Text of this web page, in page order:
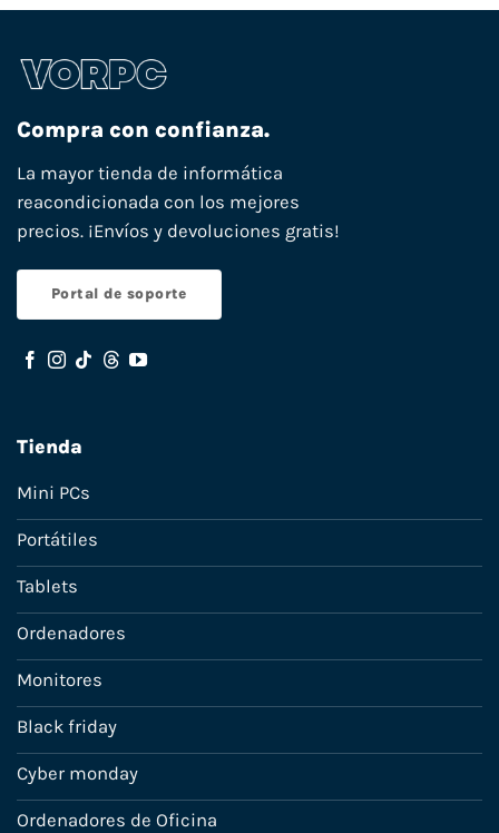
Compra con confianza.
La mayor tienda de informática
reacondicionada con los mejores
precios. ¡Envíos y devoluciones gratis!
Portal de soporte
Tienda
Mini PCs
Portátiles
Tablets
Ordenadores
Monitores
Black friday
Cyber monday
Ordenadores de Oficina